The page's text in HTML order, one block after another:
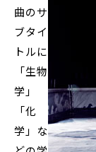
曲のサ
ブタイ
トルに
「生物
学」
「化
学」な